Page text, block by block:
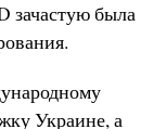
зачастую была
Украине, а